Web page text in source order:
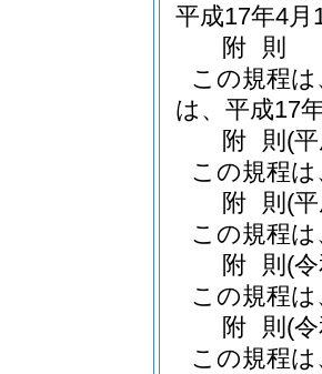
平成17年4
附 則
この規程
は、平成17
附 則 (
この規程
附 則 (
この規程
附 則 (
この規程
附 則 (
この規程